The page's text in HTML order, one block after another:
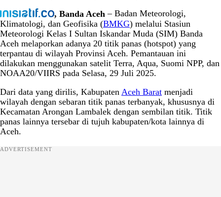
, Banda Aceh – Badan Meteorologi,
Klimatologi, dan Geofisika (BMKG) melalui Stasiun
Meteorologi Kelas I Sultan Iskandar Muda (SIM) Banda
Aceh melaporkan adanya 20 titik panas (hotspot) yang
terpantau di wilayah Provinsi Aceh. Pemantauan ini
dilakukan menggunakan satelit Terra, Aqua, Suomi NPP, dan
NOAA20/VIIRS pada Selasa, 29 Juli 2025.
Dari data yang dirilis, Kabupaten Aceh Barat menjadi
wilayah dengan sebaran titik panas terbanyak, khususnya di
Kecamatan Arongan Lambalek dengan sembilan titik. Titik
panas lainnya tersebar di tujuh kabupaten/kota lainnya di
Aceh.
ADVERTISEMENT